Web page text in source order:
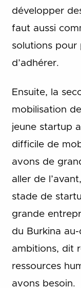
développer
faut aussi
solutions pour
d’adhérer.
Ensuite, la
mobilisation
jeune startup
difficile de
avons de
aller de
stade de
grande
du Burkina
ambitions, dit
ressources
avons besoin.